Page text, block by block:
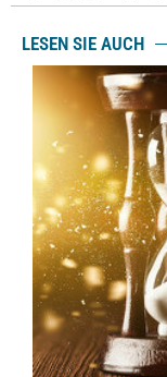
LESEN SIE AUCH